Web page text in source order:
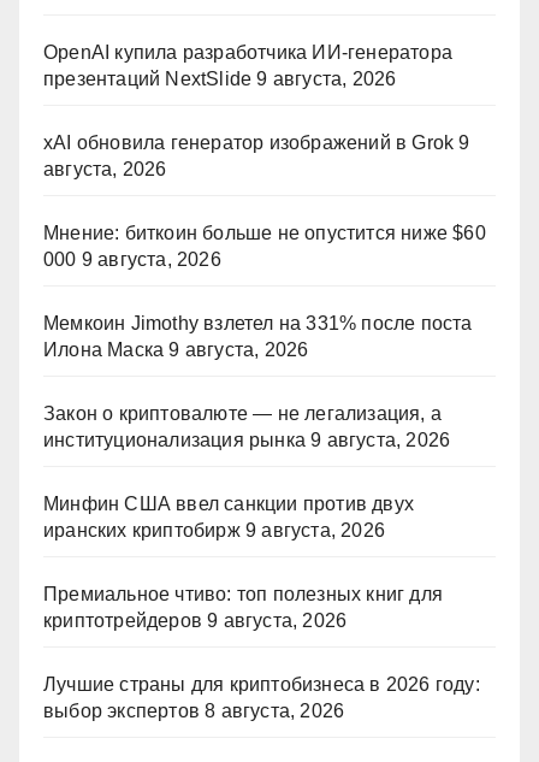
OpenAI купила разработчика ИИ-генератора
презентаций NextSlide 9 августа, 2026
xAI обновила генератор изображений в Grok 9
августа, 2026
Мнение: биткоин больше не опустится ниже $60
000 9 августа, 2026
Мемкоин Jimothy взлетел на 331% после поста
Илона Маска 9 августа, 2026
Закон о криптовалюте — не легализация, а
институционализация рынка 9 августа, 2026
Минфин США ввел санкции против двух
иранских криптобирж 9 августа, 2026
Премиальное чтиво: топ полезных книг для
криптотрейдеров 9 августа, 2026
Лучшие страны для криптобизнеса в 2026 году:
выбор экспертов 8 августа, 2026